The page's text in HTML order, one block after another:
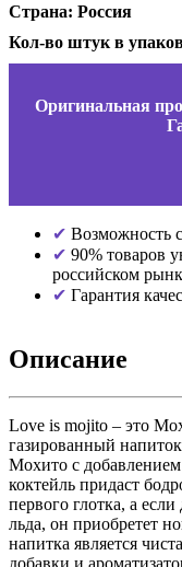
Страна: Россия
Кол-во штук в
Оригинальная
Возможность
90% товаров
российском
Гарантия
Описание
Love is mojito – это
газированный
Мохито с
коктейль придаст
первого глотка, а
льда, он приобретет
напитка является
добавки и